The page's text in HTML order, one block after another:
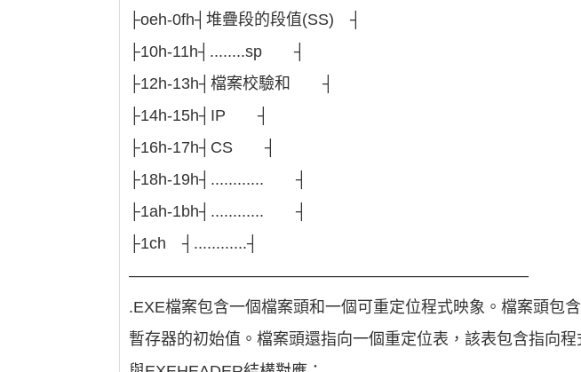
├oeh-0fh┤堆疊段的段值(SS) ┤
├10h-11h┤........sp ┤
├12h-13h┤檔案校驗和 ┤
├14h-15h┤IP ┤
├16h-17h┤CS ┤
├18h-19h┤............ ┤
├1ah-1bh┤............ ┤
├1ch ┤............┤
―――――――――――――――――――――――――
.EXE檔案包含一個檔案頭和一個可重定位程式映象。檔案頭包
暫存器的初始值。檔案頭還指向一個重定位表，該表包含指向